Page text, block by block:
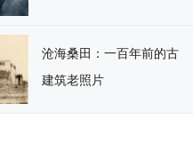
沧海桑田：一百年前的古
建筑老照片